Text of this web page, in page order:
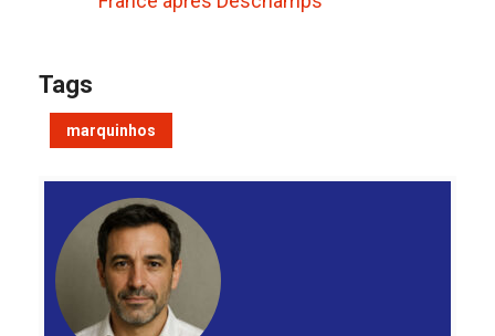
Tags
marquinhos